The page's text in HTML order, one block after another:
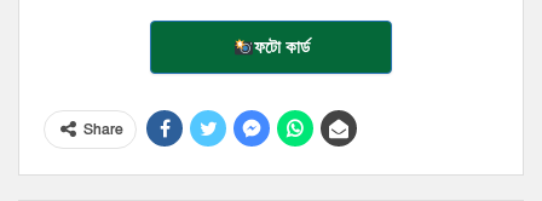
ফটো কার্ড
Share